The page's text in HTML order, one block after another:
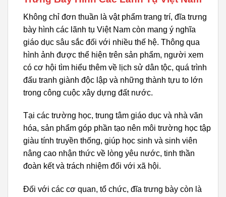
Không chỉ đơn thuần là vật phẩm trang trí, đĩa trưng
bày hình các lãnh tụ Việt Nam còn mang ý nghĩa
giáo dục sâu sắc đối với nhiều thế hệ. Thông qua
hình ảnh được thể hiện trên sản phẩm, người xem
có cơ hội tìm hiểu thêm về lịch sử dân tộc, quá trình
đấu tranh giành độc lập và những thành tựu to lớn
trong công cuộc xây dựng đất nước.
Tại các trường học, trung tâm giáo dục và nhà văn
hóa, sản phẩm góp phần tạo nên môi trường học tập
giàu tính truyền thống, giúp học sinh và sinh viên
nâng cao nhận thức về lòng yêu nước, tinh thần
đoàn kết và trách nhiệm đối với xã hội.
Đối với các cơ quan, tổ chức, đĩa trưng bày còn là